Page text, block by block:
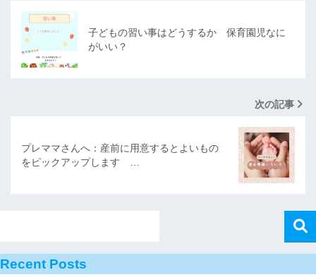
子どもの習い事はどうするか 保育園児なに
がいい？
次の記事
プレママさんへ：産前に用意するとよいもの
をピックアップします …
Recent Posts